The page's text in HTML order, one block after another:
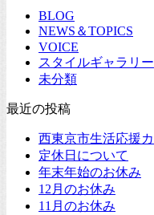
BLOG
NEWS＆TOPICS
VOICE
スタイルギャラリー
未分類
最近の投稿
西東京市生活応援
定休日について
年末年始のお休み
12月のお休み
11月のお休み